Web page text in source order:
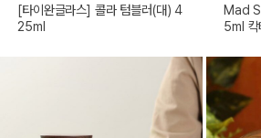
[타이완글라스] 콜라 텀블러(대) 4
25ml
Mad
5ml